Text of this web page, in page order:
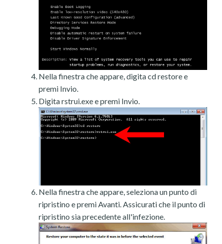
Nella finestra che appare, digita cd restore e
premi Invio.
Digita rstrui.exe e premi Invio.
Nella finestra che appare, seleziona un punto di
ripristino e premi Avanti. Assicurati che il punto di
ripristino sia precedente all'infezione.